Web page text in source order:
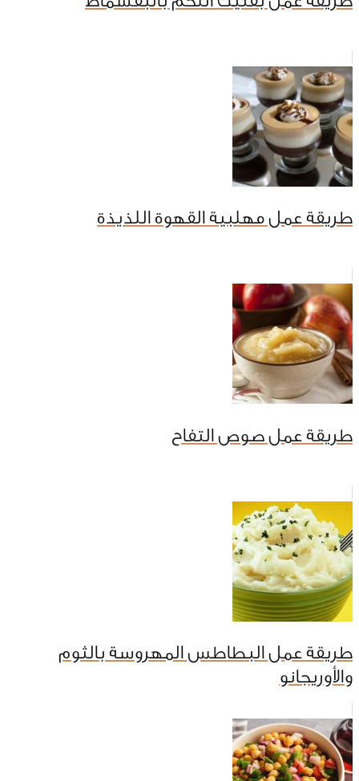
طريقة عمل مهلبية القهوة اللذيذة
طريقة عمل صوص التفاح
طريقة عمل البطاطس المهروسة بالثوم
والأوريجانو